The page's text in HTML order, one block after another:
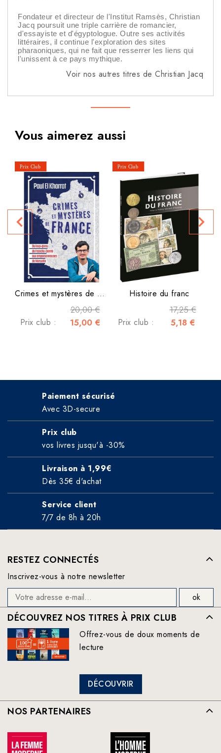
Fondateur et directeur de l'Institut Ramsès, Christian
Jacq poursuit une triple carrière de romancier,
d'essayiste et d'égyptologue. Outre ses activités
littéraires, il continue l'exploration des sites
pharaoniques, qui ne fait que resserrer les liens qui
l'unissent à ce pays mythique.
Voir nos autres titres de Christian Jacq
Vous aimerez aussi
Crimes et mystères de France
20,00 €
Prix club : 15,00 €
Histoire du franc
17,25 €
Prix club : 5,18 €
navigate_before navigate_next
Paiement sécurisé
Avec 3D-secure
Prix club
vos livres jusqu'à -30%
Livraison à 1,99€
Dès 35€ d'achat
Service client
7/7 de 8h à 20h
RESTEZ CONNECTÉS
Inscrivez-vous à notre newsletter
DÉCOUVREZ NOS TITRES À PRIX CLUB
Offrez-vous de doux moments de
lecture
DÉCOUVRIR
NOS PARTENAIRES